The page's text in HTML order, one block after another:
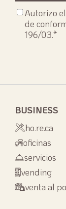
Consenso
privacy*
Autorizo
de
196/03.*
BUSINESS
ho.re.ca
oficinas
servicios
vending
venta al